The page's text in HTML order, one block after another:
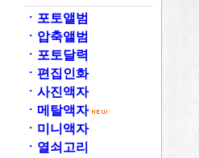
ㆍ 포토앨범
ㆍ 압축앨범
ㆍ 포토달력
ㆍ 편집인화
ㆍ 사진액자
ㆍ 메탈액자
ㆍ 미니액자
ㆍ 열쇠고리